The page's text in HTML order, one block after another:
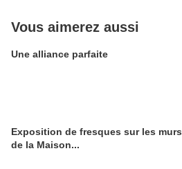
Vous aimerez aussi
Une alliance parfaite
Exposition de fresques sur les murs
de la Maison...